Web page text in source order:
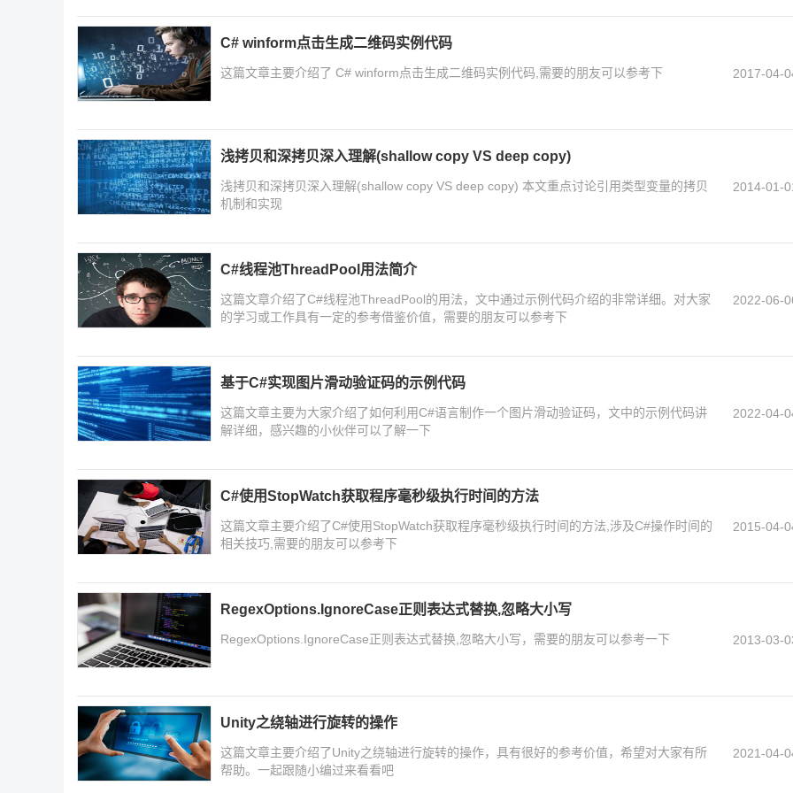
C# winform点击生成二维码实例代码
这篇文章主要介绍了 C# winform点击生成二维码实例代码,需要的朋友可以参考下 2017-04-
浅拷贝和深拷贝深入理解(shallow copy VS deep copy)
浅拷贝和深拷贝深入理解(shallow copy VS deep copy) 本文重点讨论引用类型变量的拷贝
机制和实现
2014-01-
C#线程池ThreadPool用法简介
这篇文章介绍了C#线程池ThreadPool的用法，文中通过示例代码介绍的非常详细。对大家
的学习或工作具有一定的参考借鉴价值，需要的朋友可以参考下
2022-06-
基于C#实现图片滑动验证码的示例代码
这篇文章主要为大家介绍了如何利用C#语言制作一个图片滑动验证码，文中的示例代码讲
解详细，感兴趣的小伙伴可以了解一下
2022-04-
C#使用StopWatch获取程序毫秒级执行时间的方法
这篇文章主要介绍了C#使用StopWatch获取程序毫秒级执行时间的方法,涉及C#操作时间的
相关技巧,需要的朋友可以参考下
2015-04-
RegexOptions.IgnoreCase正则表达式替换,忽略大小写
RegexOptions.IgnoreCase正则表达式替换,忽略大小写，需要的朋友可以参考一下 2013-03-
Unity之绕轴进行旋转的操作
这篇文章主要介绍了Unity之绕轴进行旋转的操作，具有很好的参考价值，希望对大家有所
帮助。一起跟随小编过来看看吧
2021-04-